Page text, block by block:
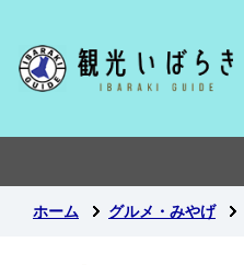
ホーム グルメ・みやげ